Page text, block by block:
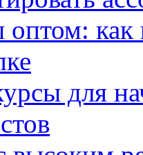
оптом:
для